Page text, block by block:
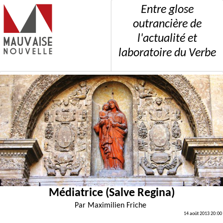
Entre glose
outrancière de
l'actualité et
laboratoire du Verbe
Médiatrice (Salve Regina)
Par Maximilien Friche
14 août 2013 20:00